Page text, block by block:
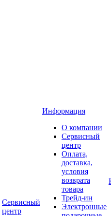
Сервисный
центр
Информация
О компании
Сервисный
центр
Оплата,
доставка,
условия
возврата
товара
Трейд-ин
Электронные